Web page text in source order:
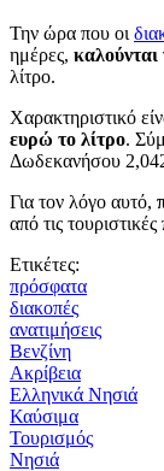
Την ώρα που οι
ημέρες, καλούνται
λίτρο.
Χαρακτηριστικό
ευρώ το λίτρο.
Δωδεκανήσου
Για τον λόγο αυτό,
από τις
Ετικέτες:
πρόσφατα
διακοπές
ανατιμήσεις
Βενζίνη
Ακρίβεια
Ελληνικά Νησιά
Καύσιμα
Τουρισμός
Νησιά